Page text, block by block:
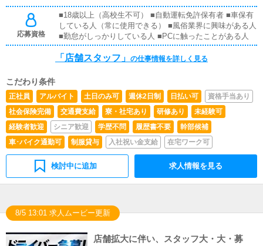
応募資格
■18歳以上（高校生不可） ■自動運転免許保有者 ■車保有
している人（常に使用できる） ■風俗業界に興味がある人
■勤怠がしっかりしている人 ■PCに触ったことがある人
「店舗スタッフ」 の仕事情報を詳しく見る
こだわり条件
正社員 アルバイト 土日のみ可 週休2日制 日払い可
資格手当あり
社会保険完備
交通費支給 寮・社宅あり 研修あり
未経験可
経験者歓迎
シニア歓迎 学歴不問 履歴書不要
幹部候補
車･バイク通勤可
制服貸与 入社祝い金支給 在宅ワーク可
検討中に追加 求人情報を見る
8/5 13:01 求人ムービー更新
店舗拡大に伴い、スタッフ大・大・募